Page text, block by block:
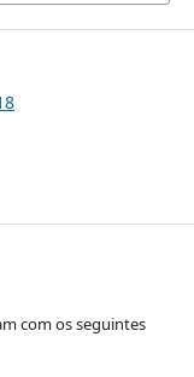
com os seguintes